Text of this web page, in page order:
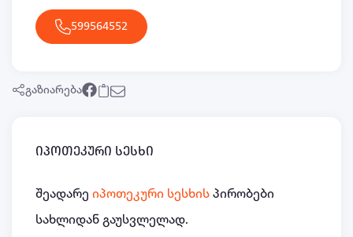
599564552
გაზიარება
იპოთეკური სესხი
შეადარე იპოთეკური სესხის პირობები
სახლიდან გაუსვლელად.